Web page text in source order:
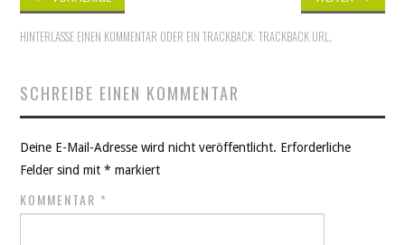
HINTERLASSE EINEN KOMMENTAR ODER EIN TRACKBACK:TRACKBACK URL.
SCHREIBE EINEN KOMMENTAR
Deine E-Mail-Adresse wird nicht veröffentlicht. Erforderliche
Felder sind mit* markiert
KOMMENTAR *